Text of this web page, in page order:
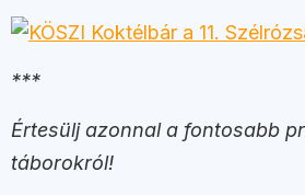
***
Értesülj azonnal a fontosabb
táborokról!